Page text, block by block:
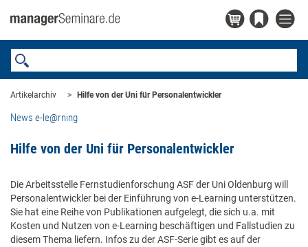
Artikelarchiv Hilfe von der Uni für Personalentwickler
News e-le@rning
Hilfe von der Uni für Personalentwickler
Die Arbeitsstelle Fernstudienforschung ASF der Uni Oldenburg will
Personalentwickler bei der Einführung von e-Learning unterstützen.
Sie hat eine Reihe von Publikationen aufgelegt, die sich u.a. mit
Kosten und Nutzen von e-Learning beschäftigen und Fallstudien zu
diesem Thema liefern. Infos zu der ASF-Serie gibt es auf der